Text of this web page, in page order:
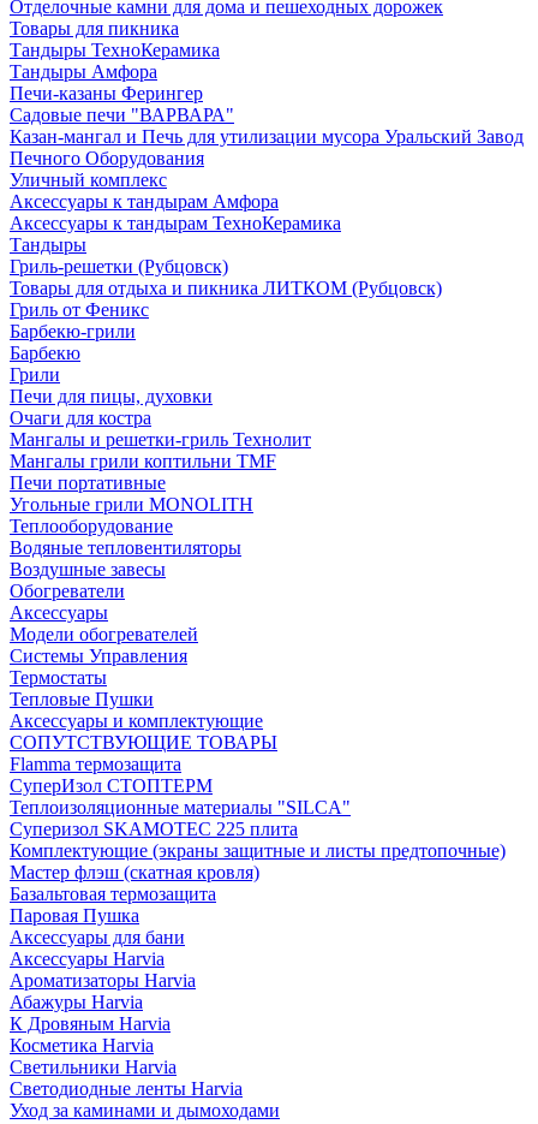
Отделочные камни для дома и пешеходных дорожек
Товары для пикника
Тандыры ТехноКерамика
Тандыры Амфора
Печи-казаны Ферингер
Садовые печи "ВАРВАРА"
Казан-мангал и Печь для утилизации мусора Уральский Завод
Печного Оборудования
Уличный комплекс
Аксессуары к тандырам Амфора
Аксессуары к тандырам ТехноКерамика
Тандыры
Гриль-решетки (Рубцовск)
Товары для отдыха и пикника ЛИТКОМ (Рубцовск)
Гриль от Феникс
Барбекю-грили
Барбекю
Грили
Печи для пицы, духовки
Очаги для костра
Мангалы и решетки-гриль Технолит
Мангалы грили коптильни TMF
Печи портативные
Угольные грили MONOLITH
Теплооборудование
Водяные тепловентиляторы
Воздушные завесы
Обогреватели
Аксессуары
Модели обогревателей
Системы Управления
Термостаты
Тепловые Пушки
Аксессуары и комплектующие
СОПУТСТВУЮЩИЕ ТОВАРЫ
Flamma термозащита
СуперИзол СТОПТЕРМ
Теплоизоляционные материалы "SILCA"
Суперизол SKAMOTEC 225 плита
Комплектующие (экраны защитные и листы предтопочные)
Мастер флэш (скатная кровля)
Базальтовая термозащита
Паровая Пушка
Аксессуары для бани
Аксессуары Harvia
Ароматизаторы Harvia
Абажуры Harvia
К Дровяным Harvia
Косметика Harvia
Светильники Harvia
Светодиодные ленты Harvia
Уход за каминами и дымоходами